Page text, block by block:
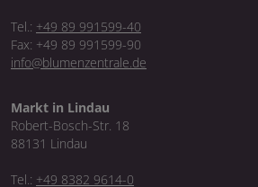
Tel.: +49 89 991599-40
Fax: +49 89 991599-90
info@blumenzentrale.de
Markt in Lindau
Robert-Bosch-Str. 18
88131 Lindau
Tel.: +49 8382 9614-0